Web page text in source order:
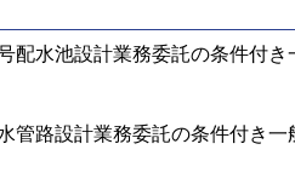
水池設計業務委託の条件付き
路設計業務委託の条件付き一